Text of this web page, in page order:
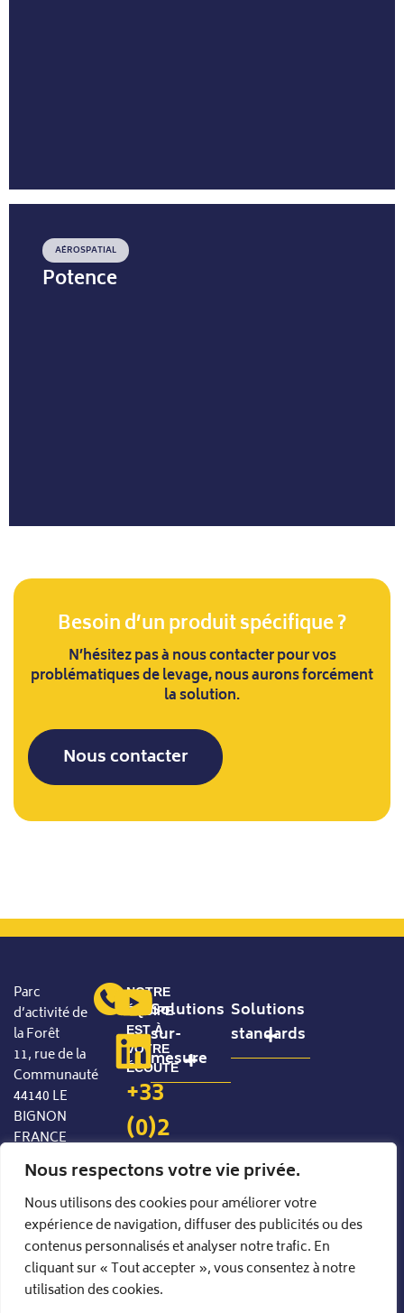
Nous respectons votre vie privée.
Nous utilisons des cookies pour améliorer votre
expérience de navigation, diffuser des publicités ou des
contenus personnalisés et analyser notre trafic. En
cliquant sur « Tout accepter », vous consentez à notre
utilisation des cookies.
AÉROSPATIAL
Potence
Besoin d’un produit spécifique ?
N’hésitez pas à nous contacter pour vos
problématiques de levage, nous aurons forcément
la solution.
Nous contacter
NOTRE
ÉQUIPE
EST À
VOTRE
ÉCOUTE
+33
(0)2
40
94
85
35
Solutions
sur-
mesure
Solutions
standards
Parc
d’activité de
la Forêt
11, rue de la
Communauté
44140 LE
BIGNON
FRANCE